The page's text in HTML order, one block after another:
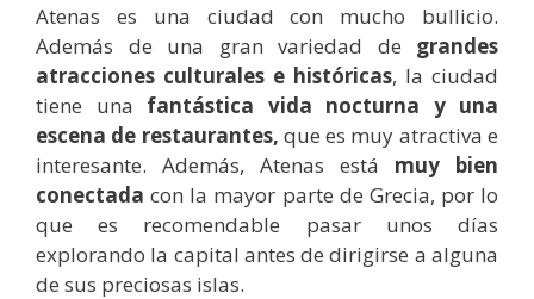
Atenas es una ciudad con mucho bullicio.
Además de una gran variedad de grandes
atracciones culturales e históricas, la ciudad
tiene una fantástica vida nocturna y una
escena de restaurantes, que es muy atractiva e
interesante. Además, Atenas está muy bien
conectada con la mayor parte de Grecia, por lo
que es recomendable pasar unos días
explorando la capital antes de dirigirse a alguna
de sus preciosas islas.